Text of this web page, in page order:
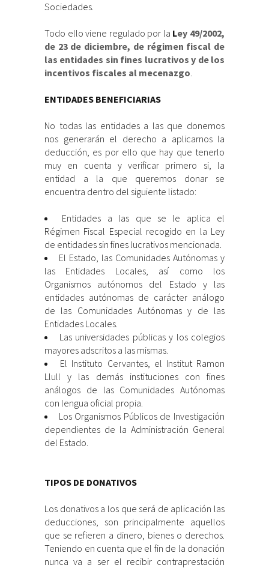
Sociedades.
Todo ello viene regulado por la Ley 49/2002,
de 23 de diciembre, de régimen fiscal de
las entidades sin fines lucrativos y de los
incentivos fiscales al mecenazgo.
ENTIDADES BENEFICIARIAS
No todas las entidades a las que donemos
nos generarán el derecho a aplicarnos la
deducción, es por ello que hay que tenerlo
muy en cuenta y verificar primero si, la
entidad a la que queremos donar se
encuentra dentro del siguiente listado:
Entidades a las que se le aplica el
Régimen Fiscal Especial recogido en la Ley
de entidades sin fines lucrativos mencionada.
El Estado, las Comunidades Autónomas y
las Entidades Locales, así como los
Organismos autónomos del Estado y las
entidades autónomas de carácter análogo
de las Comunidades Autónomas y de las
Entidades Locales.
Las universidades públicas y los colegios
mayores adscritos a las mismas.
El Instituto Cervantes, el Institut Ramon
Llull y las demás instituciones con fines
análogos de las Comunidades Autónomas
con lengua oficial propia.
Los Organismos Públicos de Investigación
dependientes de la Administración General
del Estado.
TIPOS DE DONATIVOS
Los donativos a los que será de aplicación las
deducciones, son principalmente aquellos
que se refieren a dinero, bienes o derechos.
Teniendo en cuenta que el fin de la donación
nunca va a ser el recibir contraprestación